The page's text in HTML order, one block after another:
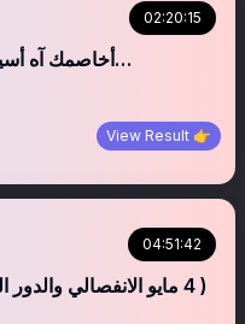
02:20:15
أخاصمك آه أسيبك لأ لحن وغناء ورقص الإنفصاليين…
View Result 👉
04:51:42
‏‏4 مايو الانفصالي والدور السعودي الخفي ( عقالات حضرموت )